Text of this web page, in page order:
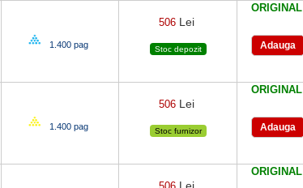
1.400 pag
506 Lei
Stoc depozit
ORIGINAL
1.400 pag
506 Lei
Stoc furnizor
ORIGINAL
Lei
ORIGINAL